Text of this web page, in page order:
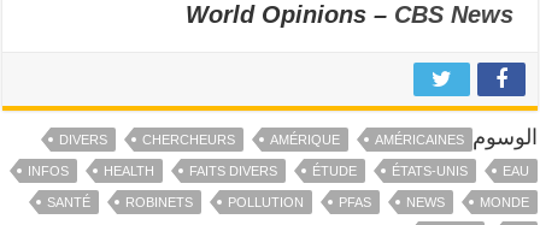
World Opinions –CBS News
الوسوم AMÉRICAINES
AMÉRIQUE
CHERCHEURS
DIVERS
EAU
ÉTATS-UNIS
ÉTUDE
FAITS DIVERS
HEALTH
INFOS
MONDE
NEWS
PFAS
POLLUTION
ROBINETS
SANTÉ